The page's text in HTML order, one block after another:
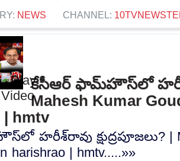
NEWS CHANNEL:
కేసీఆర్ ఫామ్‌హౌస్‌లో
Mahesh Kumar
| hmtv
హరీశ్‌రావు క్షుద్రపూజలు? |
harishrao | hmtv.....»»